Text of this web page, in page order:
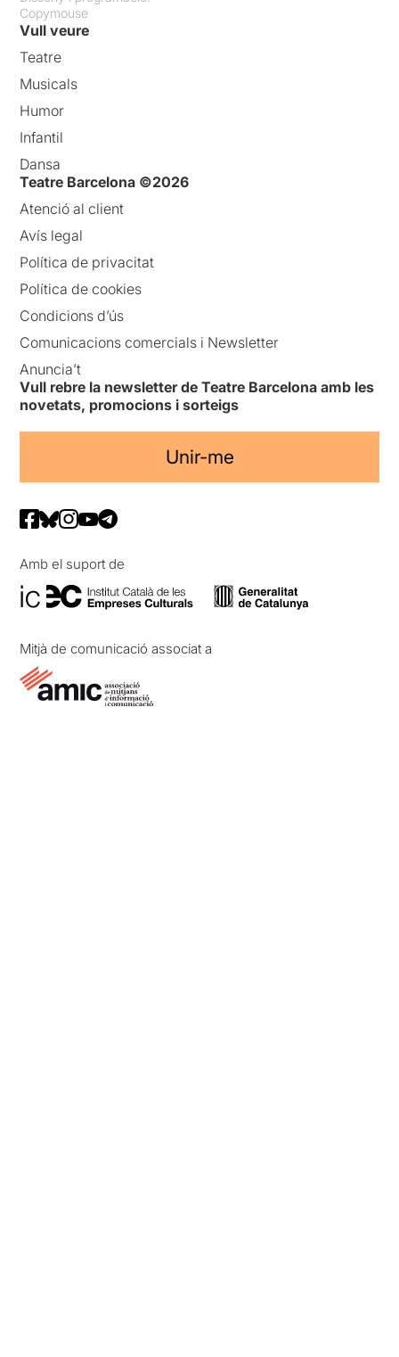
Copymouse
Vull veure
Teatre
Musicals
Humor
Infantil
Dansa
Teatre Barcelona ©2026
Atenció al client
Avís legal
Política de privacitat
Política de cookies
Condicions d’ús
Comunicacions comercials i Newsletter
Anuncia’t
Vull rebre la newsletter de Teatre Barcelona amb les
novetats, promocions i sorteigs
Unir-me
Amb el suport de
Mitjà de comunicació associat a